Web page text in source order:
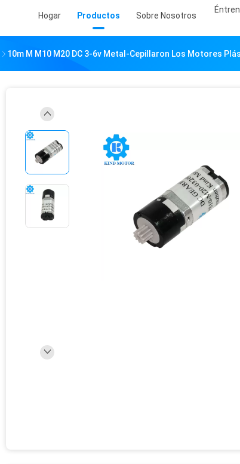
Hogar Productos Sobre Nosotros
10m M M10 M20 DC 3-6v Metal-Cepillaron Los Motores